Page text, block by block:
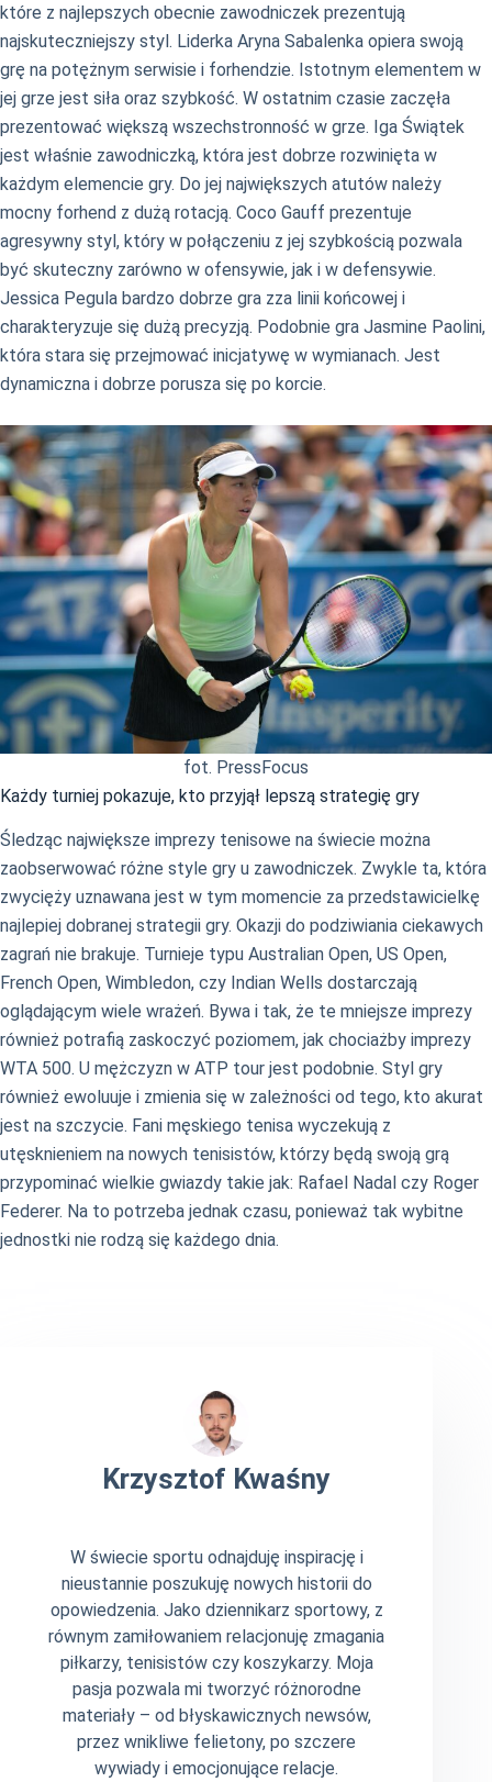
które z najlepszych obecnie zawodniczek prezentują
najskuteczniejszy styl. Liderka Aryna Sabalenka opiera swoją
grę na potężnym serwisie i forhendzie. Istotnym elementem w
jej grze jest siła oraz szybkość. W ostatnim czasie zaczęła
prezentować większą wszechstronność w grze. Iga Świątek
jest właśnie zawodniczką, która jest dobrze rozwinięta w
każdym elemencie gry. Do jej największych atutów należy
mocny forhend z dużą rotacją. Coco Gauff prezentuje
agresywny styl, który w połączeniu z jej szybkością pozwala
być skuteczny zarówno w ofensywie, jak i w defensywie.
Jessica Pegula bardzo dobrze gra zza linii końcowej i
charakteryzuje się dużą precyzją. Podobnie gra Jasmine Paolini,
która stara się przejmować inicjatywę w wymianach. Jest
dynamiczna i dobrze porusza się po korcie.
fot. PressFocus
Każdy turniej pokazuje, kto przyjął lepszą strategię gry
Śledząc największe imprezy tenisowe na świecie można
zaobserwować różne style gry u zawodniczek. Zwykle ta, która
zwycięży uznawana jest w tym momencie za przedstawicielkę
najlepiej dobranej strategii gry. Okazji do podziwiania ciekawych
zagrań nie brakuje. Turnieje typu Australian Open, US Open,
French Open, Wimbledon, czy Indian Wells dostarczają
oglądającym wiele wrażeń. Bywa i tak, że te mniejsze imprezy
również potrafią zaskoczyć poziomem, jak chociażby imprezy
WTA 500. U mężczyzn w ATP tour jest podobnie. Styl gry
również ewoluuje i zmienia się w zależności od tego, kto akurat
jest na szczycie. Fani męskiego tenisa wyczekują z
utęsknieniem na nowych tenisistów, którzy będą swoją grą
przypominać wielkie gwiazdy takie jak: Rafael Nadal czy Roger
Federer. Na to potrzeba jednak czasu, ponieważ tak wybitne
jednostki nie rodzą się każdego dnia.
Krzysztof Kwaśny
W świecie sportu odnajduję inspirację i
nieustannie poszukuję nowych historii do
opowiedzenia. Jako dziennikarz sportowy, z
równym zamiłowaniem relacjonuję zmagania
piłkarzy, tenisistów czy koszykarzy. Moja
pasja pozwala mi tworzyć różnorodne
materiały – od błyskawicznych newsów,
przez wnikliwe felietony, po szczere
wywiady i emocjonujące relacje.